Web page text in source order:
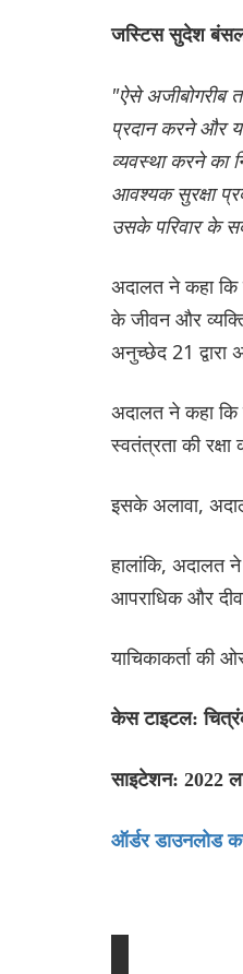
जस्टिस सुदेश बंसल
"ऐसे अजीबोगरीब
प्रदान करने और
व्यवस्था करने का
आवश्यक सुरक्षा
उसके परिवार के
अदालत ने कहा कि
के जीवन और
अनुच्छेद 21 द्वारा
अदालत ने कहा कि
स्वतंत्रता की
इसके अलावा,
हालांकि, अदालत
आपराधिक और
याचिकाकर्ता की
केस टाइटल:
साइटेशन: 2022
ऑर्डर डाउनलोड